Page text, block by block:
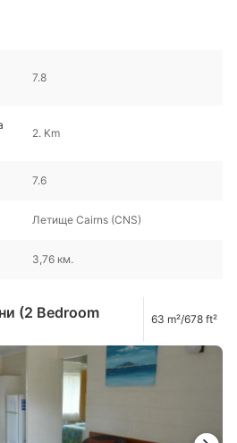
7.8
2. Km
7.6
Летище Cairns (CNS)
3,76 км.
(2 Bedroom
63 m²/678 ft²